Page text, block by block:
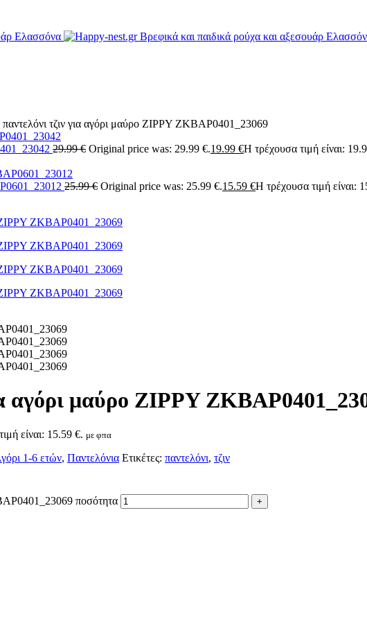
παντελόνι τζιν για αγόρι μαύρο ZIPPY ZKBAP0401_23069
29.99€ Original price was: 29.99 €.19.99 €Η τρέχουσα τιμή είναι:
25.99€ Original price was: 25.99 €.15.59 €Η τρέχουσα τιμή είναι:
αγόρι μαύρο ZIPPY
είναι: 15.59 €. με φπα
1-6 ετών, Παντελόνια Ετικέτες: παντελόνι, τζιν
ποσότητα